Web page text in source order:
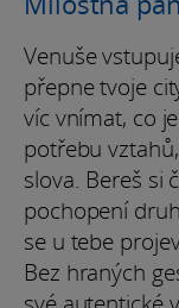
Venuše
přepne tvoje
víc vnímat, co
potřebu
slova. Bereš si
pochopení
se u tebe
Bez hraných